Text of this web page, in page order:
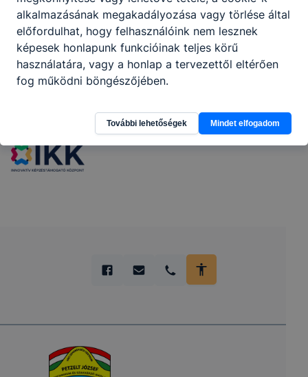
Partnereink
alkalmazásának megakadályozása vagy törlése által
előfordulhat, hogy felhasználóink nem lesznek
képesek honlapunk funkcióinak teljes körű
használatára, vagy a honlap a tervezettől eltérően
fog működni böngészőjében.
További lehetőségek Mindet elfogadom